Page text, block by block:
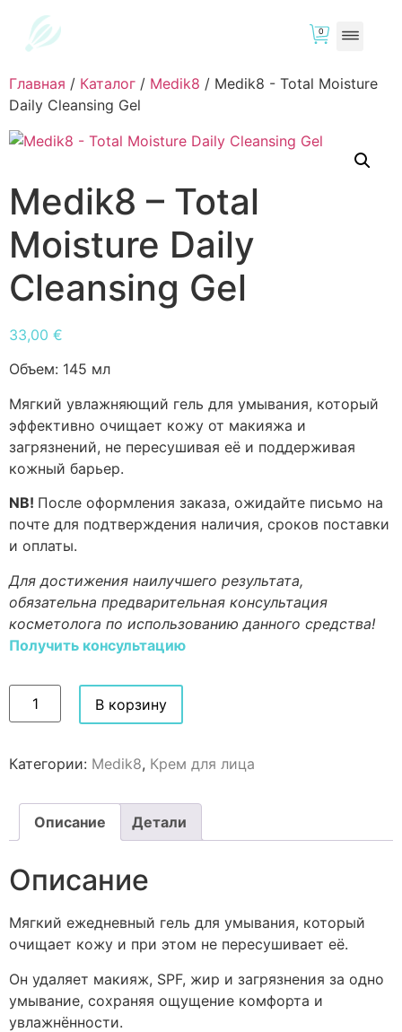
0
Главная / Каталог / Medik8 / Medik8 - Total Moisture
Daily Cleansing Gel
Medik8 – Total
Moisture Daily
Cleansing Gel
33,00 €
Объем: 145 мл
Мягкий увлажняющий гель для умывания, который
эффективно очищает кожу от макияжа и
загрязнений, не пересушивая её и поддерживая
кожный барьер.
NB! После оформления заказа, ожидайте письмо на
почте для подтверждения наличия, сроков поставки
и оплаты.
Для достижения наилучшего результата,
обязательна предварительная консультация
косметолога по использованию данного средства!
Получить консультацию
В корзину
Категории: Medik8, Крем для лица
Описание Детали
Описание
Мягкий ежедневный гель для умывания, который
очищает кожу и при этом не пересушивает её.
Он удаляет макияж, SPF, жир и загрязнения за одно
умывание, сохраняя ощущение комфорта и
увлажнённости.